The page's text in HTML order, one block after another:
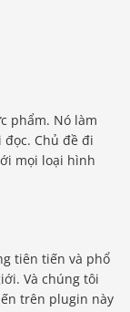
phẩm. Nó làm
Chủ đề đi
mọi loại hình
tiên tiến và phổ
Và chúng tôi
trên plugin này